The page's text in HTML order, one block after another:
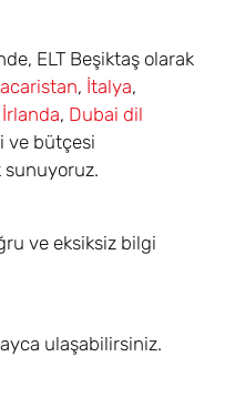
ELT Beşiktaş olarak
, İtalya,
İrlanda, Dubai dil
ve bütçesi
ve eksiksiz bilgi
ulaşabilirsiniz.